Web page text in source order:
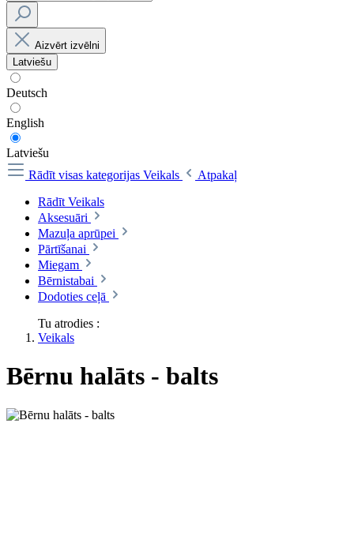
Aizvērt izvēlni
Latviešu
Deutsch
English
Latviešu
Rādīt visas kategorijas Veikals
Atpakaļ
Rādīt Veikals
Aksesuāri
Mazuļa aprūpei
Pārtīšanai
Miegam
Bērnistabai
Dodoties ceļā
Tu atrodies :
Veikals
Bērnu halāts - balts